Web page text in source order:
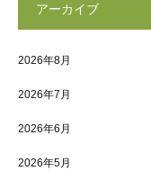
アーカイブ
2026年8月
2026年7月
2026年6月
2026年5月